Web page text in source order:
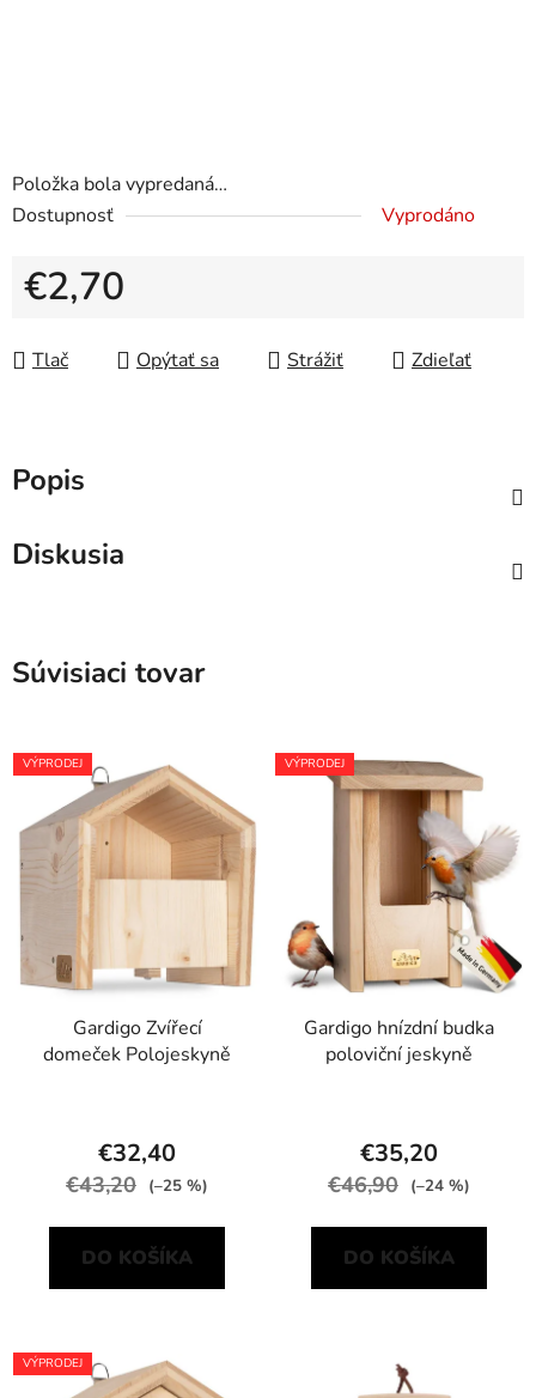
Položka bola vypredaná…
Dostupnosť
Vyprodáno
€2,70
Tlač
Opýtať sa Strážiť Zdieľať
Popis
Diskusia
Súvisiaci tovar
VÝPRODEJ
Gardigo Zvířecí
domeček Polojeskyně
€32,40
€43,20 (–25 %)
DO KOŠÍKA
VÝPRODEJ
Gardigo hnízdní budka
poloviční jeskyně
€35,20
€46,90 (–24 %)
DO KOŠÍKA
VÝPRODEJ